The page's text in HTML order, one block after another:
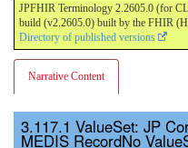
JPFHIR Terminology 2.2605.0 (for
build (v2.2605.0) built by the FHIR
Directory of published versions
Narrative Content
ValueSet: JP
MEDIS RecordNo